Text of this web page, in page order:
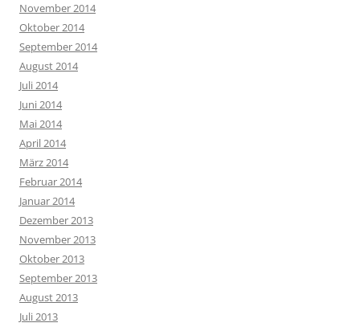
November 2014
Oktober 2014
September 2014
August 2014
Juli 2014
Juni 2014
Mai 2014
April 2014
März 2014
Februar 2014
Januar 2014
Dezember 2013
November 2013
Oktober 2013
September 2013
August 2013
Juli 2013